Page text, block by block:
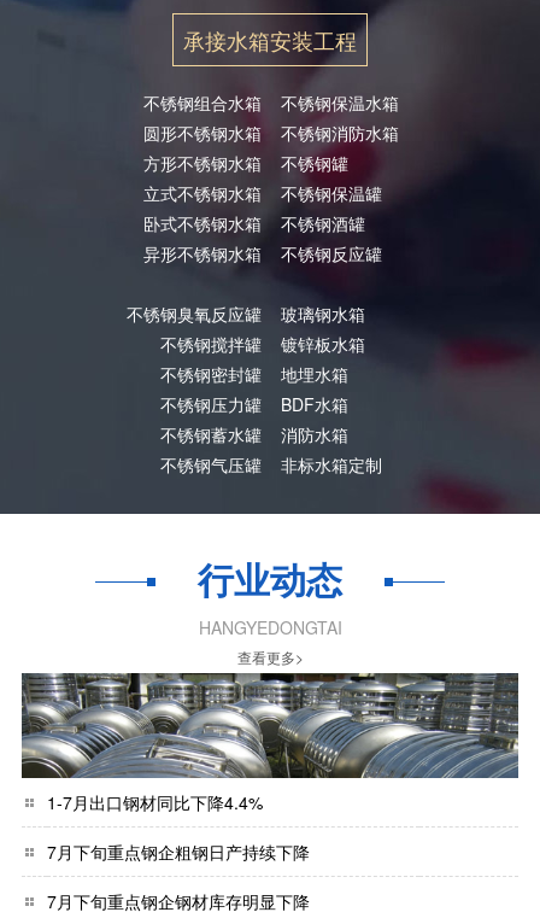
承接水箱安装工程
不锈钢组合水箱
圆形不锈钢水箱
方形不锈钢水箱
立式不锈钢水箱
卧式不锈钢水箱
异形不锈钢水箱
不锈钢臭氧反应罐
不锈钢搅拌罐
不锈钢密封罐
不锈钢压力罐
不锈钢蓄水罐
不锈钢气压罐
不锈钢保温水箱
不锈钢消防水箱
不锈钢罐
不锈钢保温罐
不锈钢酒罐
不锈钢反应罐
玻璃钢水箱
镀锌板水箱
地埋水箱
BDF水箱
消防水箱
非标水箱定制
行业动态
HANGYEDONGTAI
查看更多>
1-7月出口钢材同比下降4.4%
7月下旬重点钢企粗钢日产持续下降
7月下旬重点钢企钢材库存明显下降